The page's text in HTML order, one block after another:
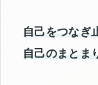
自己をつなぎ
自己のまとま